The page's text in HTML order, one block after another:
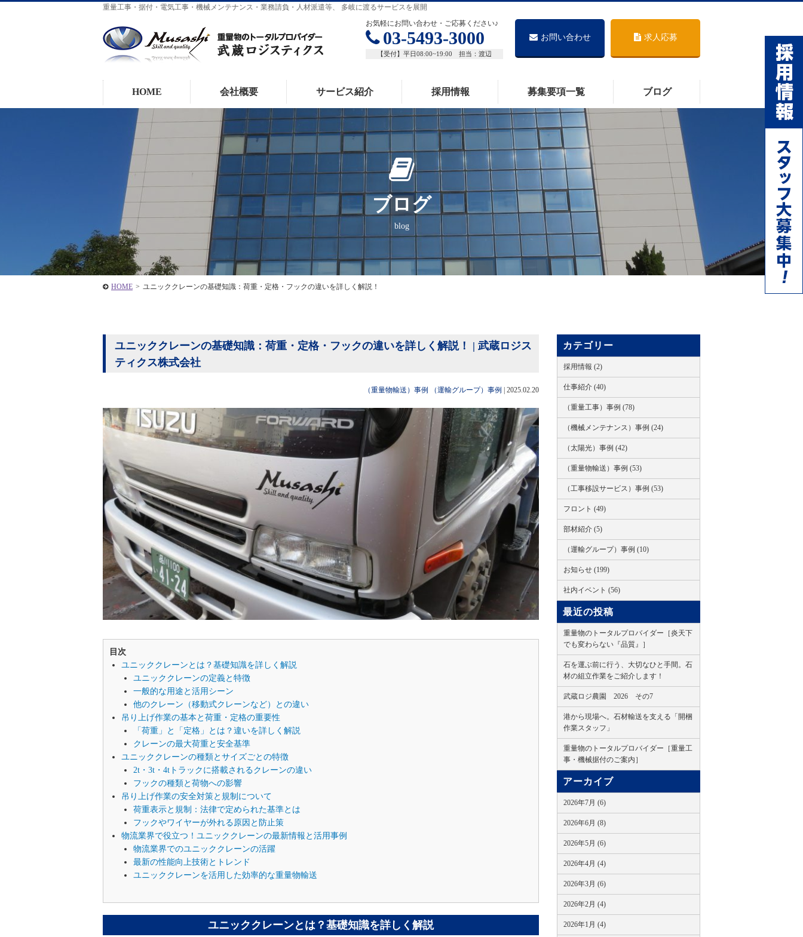
重量工事・据付・電気工事・機械メンテナンス・業務請負・人材派遣等、 多岐に渡るサービスを展開
HOME 会社概要 サービス紹介 採用情報 募集要項一覧 ブログ
お問い合わせ 求人応募
お気軽にお問い合わせ・ご応募ください♪
03-5493-3000
【受付】平日08:00~19:00 担当：渡辺
ブログ
blog
HOME > ユニッククレーンの基礎知識：荷重・定格・フックの違いを詳しく解説！
ユニッククレーンの基礎知識：荷重・定格・フックの違いを詳しく解説！ | 武蔵ロジス
ティクス株式会社
（重量物輸送）事例 （運輸グループ）事例 2025.02.20
目次
ユニッククレーンとは？基礎知識を詳しく解説
ユニッククレーンの定義と特徴
一般的な用途と活用シーン
他のクレーン（移動式クレーンなど）との違い
吊り上げ作業の基本と荷重・定格の重要性
「荷重」と「定格」とは？違いを詳しく解説
クレーンの最大荷重と安全基準
ユニッククレーンの種類とサイズごとの特徴
2t・3t・4tトラックに搭載されるクレーンの違い
フックの種類と荷物への影響
吊り上げ作業の安全対策と規制について
荷重表示と規制：法律で定められた基準とは
フックやワイヤーが外れる原因と防止策
物流業界で役立つ！ユニッククレーンの最新情報と活用事例
物流業界でのユニッククレーンの活躍
最新の性能向上技術とトレンド
ユニッククレーンを活用した効率的な重量物輸送
ユニッククレーンとは？基礎知識を詳しく解説
カテゴリー
採用情報 (2)
仕事紹介 (40)
（重量工事）事例 (78)
（機械メンテナンス）事例 (24)
（太陽光）事例 (42)
（重量物輸送）事例 (53)
（工事移設サービス）事例 (53)
フロント (49)
部材紹介 (5)
（運輸グループ）事例 (10)
お知らせ (199)
社内イベント (56)
最近の投稿
重量物のトータルプロバイダー［炎天下
でも変わらない『品質』］
石を運ぶ前に行う、大切なひと手間。石
材の組立作業をご紹介します！
武蔵ロジ農園 2026 その7
港から現場へ。石材輸送を支える「開梱
作業スタッフ」
重量物のトータルプロバイダー［重量工
事・機械据付のご案内］
アーカイブ
2026年7月 (6)
2026年6月 (8)
2026年5月 (6)
2026年4月 (4)
2026年3月 (6)
2026年2月 (4)
2026年1月 (4)